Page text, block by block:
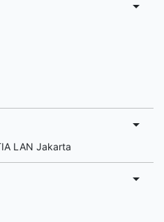
LAN Jakarta